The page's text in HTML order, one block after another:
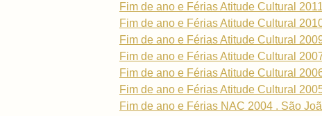
Fim de ano e Férias Atitude Cultural
Fim de ano e Férias Atitude Cultural
Fim de ano e Férias Atitude Cultural
Fim de ano e Férias Atitude Cultural
Fim de ano e Férias Atitude Cultural
Fim de ano e Férias Atitude Cultural
Fim de ano e Férias NAC 2004 . São